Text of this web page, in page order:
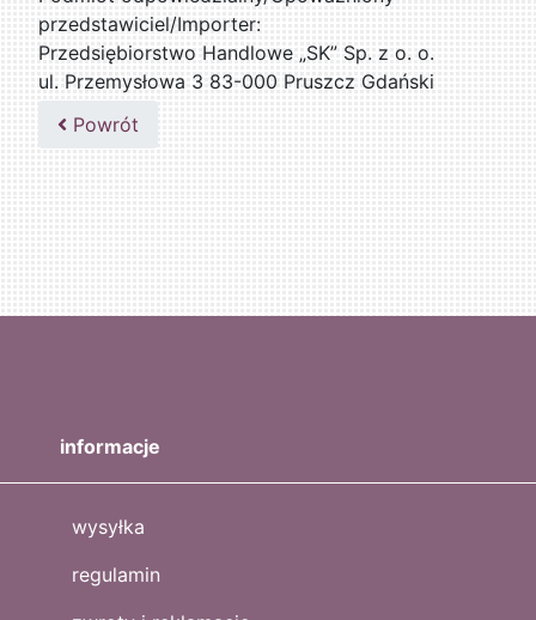
przedstawiciel/Importer:
Przedsiębiorstwo Handlowe „SK” Sp. z o. o.
ul. Przemysłowa 3 83-000 Pruszcz Gdański
Powrót
informacje
wysyłka
regulamin